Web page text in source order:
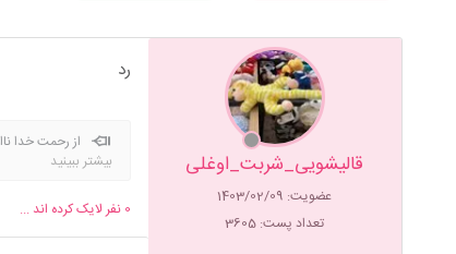
قالیشویی_شربت_اوغلی
عضویت: 1403/02/09
تعداد پست: 3605
رد
از رحمت خدا
بیشتر ببینید
0 نفر لایک کرده اند ...